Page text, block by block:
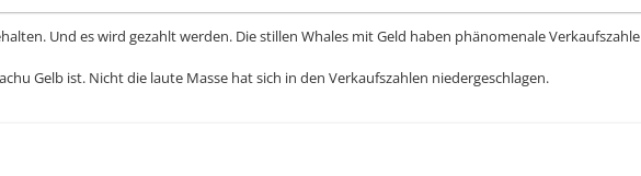
Und es wird gezahlt werden. Die stillen Whales mit Geld haben phänomenale
Gelb ist. Nicht die laute Masse hat sich in den Verkaufszahlen niedergeschlagen.